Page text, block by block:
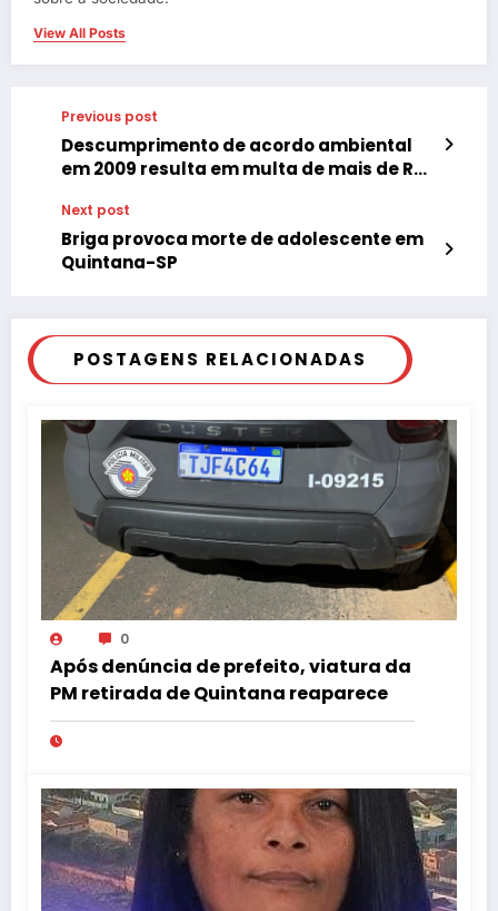
View All Posts
Previous post
Descumprimento de acordo ambiental
em 2009 resulta em multa de mais de R$ 1
Next post
Briga provoca morte de adolescente em
Quintana-SP
POSTAGENS RELACIONADAS
0
Após denúncia de prefeito, viatura da
PM retirada de Quintana reaparece